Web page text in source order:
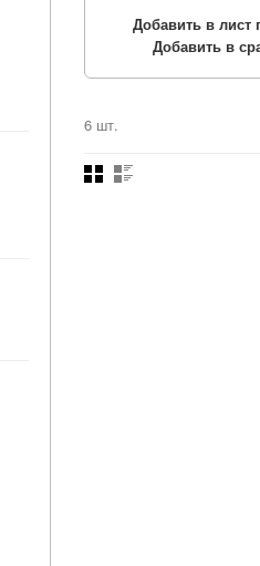
Добавить в лист
Добавить в
6 шт.